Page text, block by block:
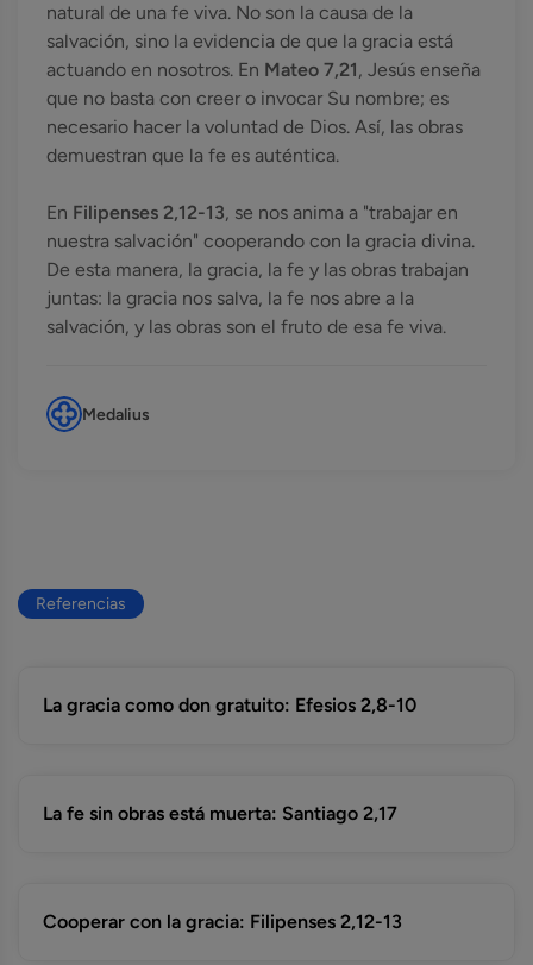
natural de una fe viva. No son la causa de la
salvación, sino la evidencia de que la gracia está
actuando en nosotros. En Mateo 7,21, Jesús enseña
que no basta con creer o invocar Su nombre; es
necesario hacer la voluntad de Dios. Así, las obras
demuestran que la fe es auténtica.
En Filipenses 2,12-13, se nos anima a "trabajar en
nuestra salvación" cooperando con la gracia divina.
De esta manera, la gracia, la fe y las obras trabajan
juntas: la gracia nos salva, la fe nos abre a la
salvación, y las obras son el fruto de esa fe viva.
Medalius
Referencias
La gracia como don gratuito: Efesios 2,8-10
La fe sin obras está muerta: Santiago 2,17
Cooperar con la gracia: Filipenses 2,12-13